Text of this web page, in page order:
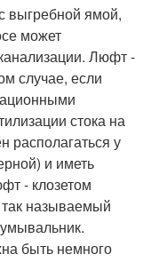
выгребной ямой,
может
Люфт -
случае, если
стока на
располагаться у
и иметь
- клозетом
называемый
быть немного